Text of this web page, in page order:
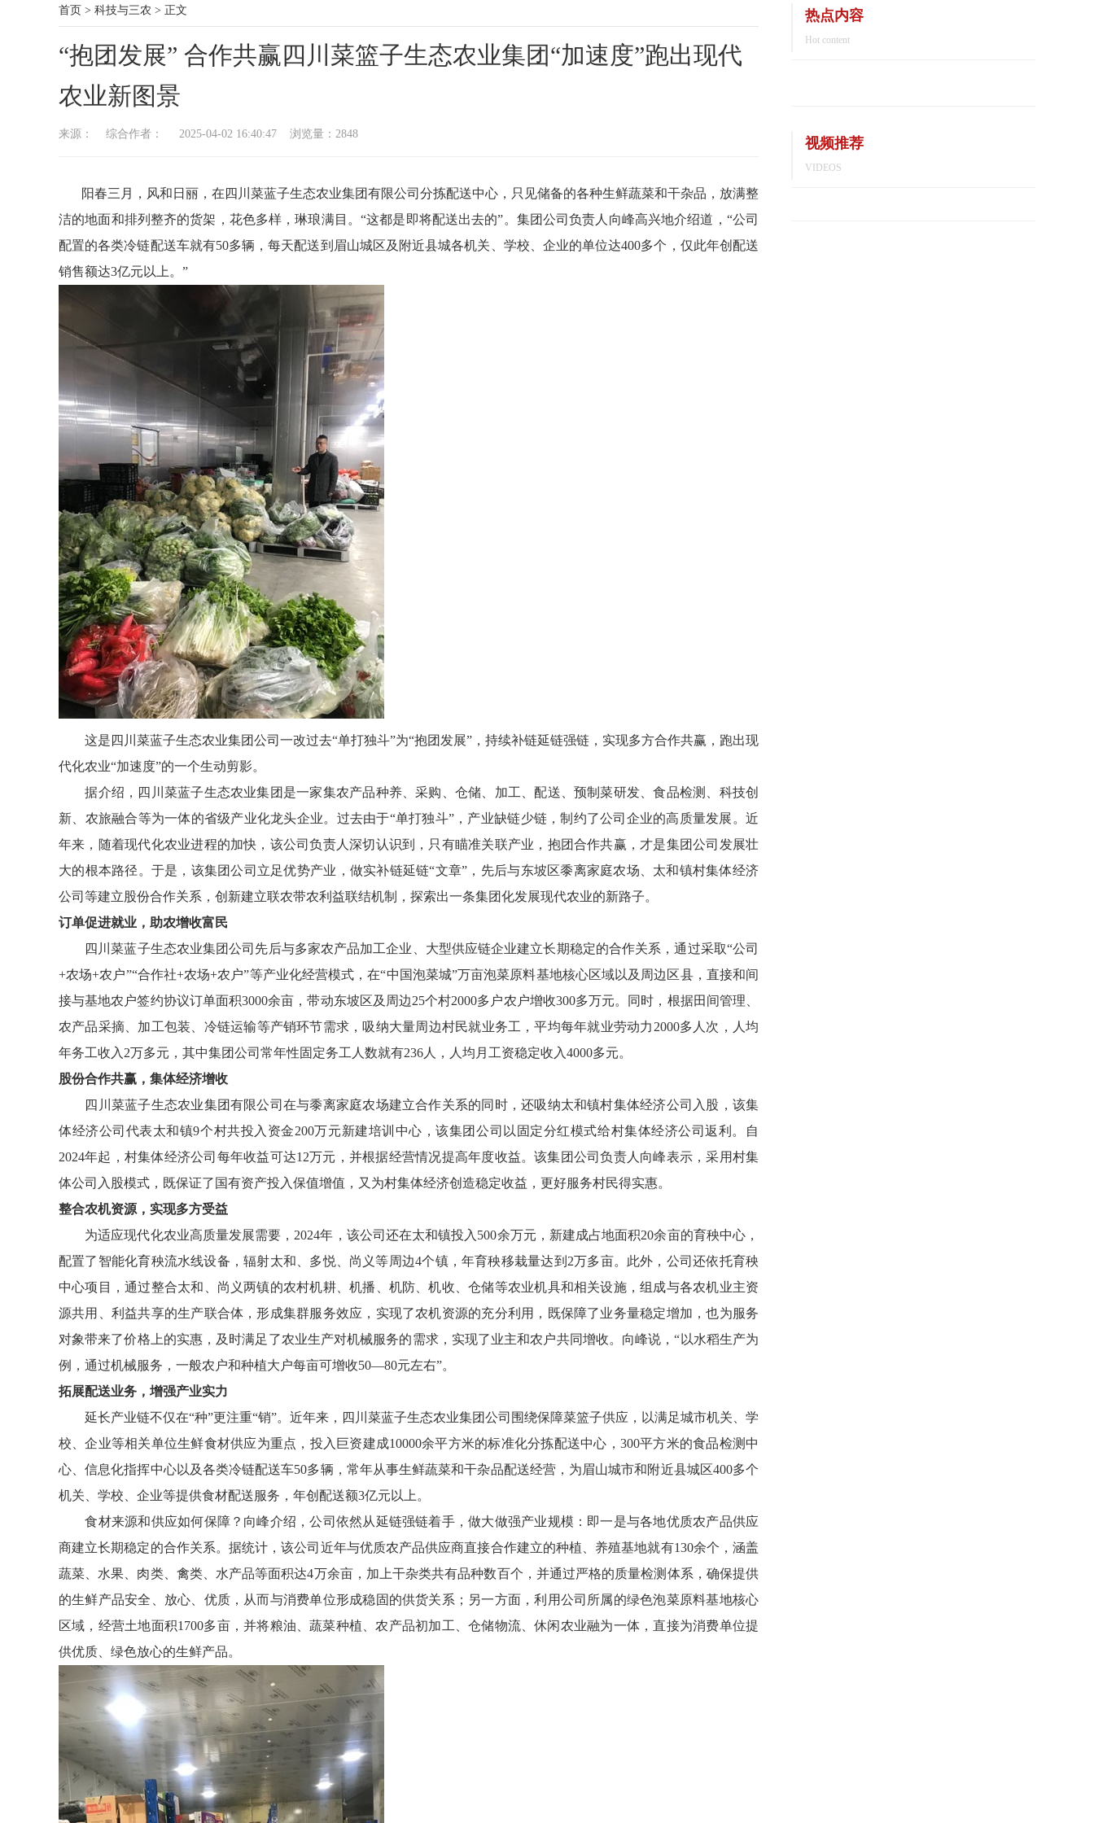
首页 > 科技与三农 > 正文
“抱团发展” 合作共赢四川菜篮子生态农业集团“加速度”跑出现代
农业新图景
来源： 综合作者： 2025-04-02 16:40:47 浏览量： 2848
阳春三月，风和日丽，在四川菜蓝子生态农业集团有限公司分拣配送中心，只见储备的各种生鲜蔬菜和干杂品，放满整
洁的地面和排列整齐的货架，花色多样，琳琅满目。“这都是即将配送出去的”。集团公司负责人向峰高兴地介绍道，“公司
配置的各类冷链配送车就有50多辆，每天配送到眉山城区及附近县城各机关、学校、企业的单位达400多个，仅此年创配送
销售额达3亿元以上。”
这是四川菜蓝子生态农业集团公司一改过去“单打独斗”为“抱团发展”，持续补链延链强链，实现多方合作共赢，跑出现
代化农业“加速度”的一个生动剪影。
据介绍，四川菜蓝子生态农业集团是一家集农产品种养、采购、仓储、加工、配送、预制菜研发、食品检测、科技创
新、农旅融合等为一体的省级产业化龙头企业。过去由于“单打独斗”，产业缺链少链，制约了公司企业的高质量发展。近
年来，随着现代化农业进程的加快，该公司负责人深切认识到，只有瞄准关联产业，抱团合作共赢，才是集团公司发展壮
大的根本路径。于是，该集团公司立足优势产业，做实补链延链“文章”，先后与东坡区黍离家庭农场、太和镇村集体经济
公司等建立股份合作关系，创新建立联农带农利益联结机制，探索出一条集团化发展现代农业的新路子。
订单促进就业，助农增收富民
四川菜蓝子生态农业集团公司先后与多家农产品加工企业、大型供应链企业建立长期稳定的合作关系，通过采取“公司
+农场+农户”“合作社+农场+农户”等产业化经营模式，在“中国泡菜城”万亩泡菜原料基地核心区域以及周边区县，直接和间
接与基地农户签约协议订单面积3000余亩，带动东坡区及周边25个村2000多户农户增收300多万元。同时，根据田间管理、
农产品采摘、加工包装、冷链运输等产销环节需求，吸纳大量周边村民就业务工，平均每年就业劳动力2000多人次，人均
年务工收入2万多元，其中集团公司常年性固定务工人数就有236人，人均月工资稳定收入4000多元。
股份合作共赢，集体经济增收
四川菜蓝子生态农业集团有限公司在与黍离家庭农场建立合作关系的同时，还吸纳太和镇村集体经济公司入股，该集
体经济公司代表太和镇9个村共投入资金200万元新建培训中心，该集团公司以固定分红模式给村集体经济公司返利。自
2024年起，村集体经济公司每年收益可达12万元，并根据经营情况提高年度收益。该集团公司负责人向峰表示，采用村集
体公司入股模式，既保证了国有资产投入保值增值，又为村集体经济创造稳定收益，更好服务村民得实惠。
整合农机资源，实现多方受益
为适应现代化农业高质量发展需要，2024年，该公司还在太和镇投入500余万元，新建成占地面积20余亩的育秧中心，
配置了智能化育秧流水线设备，辐射太和、多悦、尚义等周边4个镇，年育秧移栽量达到2万多亩。此外，公司还依托育秧
中心项目，通过整合太和、尚义两镇的农村机耕、机播、机防、机收、仓储等农业机具和相关设施，组成与各农机业主资
源共用、利益共享的生产联合体，形成集群服务效应，实现了农机资源的充分利用，既保障了业务量稳定增加，也为服务
对象带来了价格上的实惠，及时满足了农业生产对机械服务的需求，实现了业主和农户共同增收。向峰说，“以水稻生产为
例，通过机械服务，一般农户和种植大户每亩可增收50—80元左右”。
拓展配送业务，增强产业实力
延长产业链不仅在“种”更注重“销”。近年来，四川菜蓝子生态农业集团公司围绕保障菜篮子供应，以满足城市机关、学
校、企业等相关单位生鲜食材供应为重点，投入巨资建成10000余平方米的标准化分拣配送中心，300平方米的食品检测中
心、信息化指挥中心以及各类冷链配送车50多辆，常年从事生鲜蔬菜和干杂品配送经营，为眉山城市和附近县城区400多个
机关、学校、企业等提供食材配送服务，年创配送额3亿元以上。
食材来源和供应如何保障？向峰介绍，公司依然从延链强链着手，做大做强产业规模：即一是与各地优质农产品供应
商建立长期稳定的合作关系。据统计，该公司近年与优质农产品供应商直接合作建立的种植、养殖基地就有130余个，涵盖
蔬菜、水果、肉类、禽类、水产品等面积达4万余亩，加上干杂类共有品种数百个，并通过严格的质量检测体系，确保提供
的生鲜产品安全、放心、优质，从而与消费单位形成稳固的供货关系；另一方面，利用公司所属的绿色泡菜原料基地核心
区域，经营土地面积1700多亩，并将粮油、蔬菜种植、农产品初加工、仓储物流、休闲农业融为一体，直接为消费单位提
供优质、绿色放心的生鲜产品。
热点内容
Hot content
视频推荐
VIDEOS